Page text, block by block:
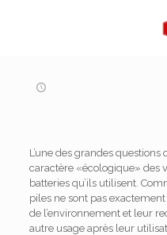
L’une des grandes
caractère «écologique» des
batteries qu’ils utilisent.
piles ne sont pas
de l’environnement et leur
autre usage après leur